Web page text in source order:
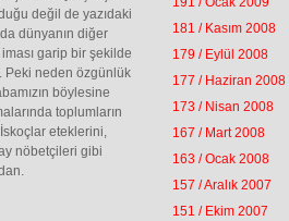
değil de yazıdaki
dünyanın diğer
garip bir şekilde
Peki neden özgünlük
böylesine
toplumların
eteklerini,
nöbetçileri gibi
181 / Kasım 2008
179 / Eylül 2008
177 / Haziran 2008
173 / Nisan 2008
167 / Mart 2008
163 / Ocak 2008
157 / Aralık 2007
151 / Ekim 2007